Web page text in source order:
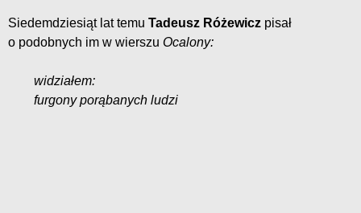
Siedemdziesiąt lat temu Tadeusz Różewicz pisał
o podobnych im w wierszu Ocalony:
widziałem:
furgony porąbanych ludzi